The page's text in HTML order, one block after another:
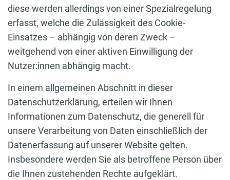
diese werden allerdings von einer Spezialregelung
erfasst, welche die Zulässigkeit des Cookie-
Einsatzes – abhängig von deren Zweck –
weitgehend von einer aktiven Einwilligung der
Nutzer:innen abhängig macht.
In einem allgemeinen Abschnitt in dieser
Datenschutzerklärung, erteilen wir Ihnen
Informationen zum Datenschutz, die generell für
unsere Verarbeitung von Daten einschließlich der
Datenerfassung auf unserer Website gelten.
Insbesondere werden Sie als betroffene Person über
die Ihnen zustehenden Rechte aufgeklärt.